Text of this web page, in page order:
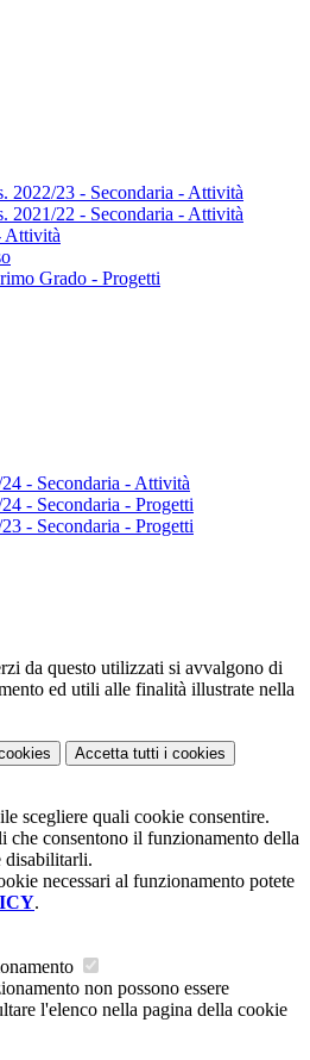
2022/23 - Secondaria - Attività
2021/22 - Secondaria - Attività
Attività
Grado - Progetti
- Secondaria - Attività
- Secondaria - Progetti
- Secondaria - Progetti
da questo utilizzati si avvalgono di
ed utili alle finalità illustrate nella
Accetta tutti i cookies
scegliere quali cookie consentire.
che consentono il funzionamento della
disabilitarli.
necessari al funzionamento potete
.
non possono essere
l'elenco nella pagina della cookie